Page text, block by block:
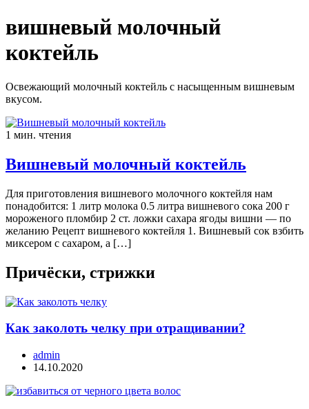
вишневый молочный
коктейль
Освежающий молочный коктейль с насыщенным вишневым
вкусом.
1 мин. чтения
Вишневый молочный коктейль
Для приготовления вишневого молочного коктейля нам
понадобится: 1 литр молока 0.5 литра вишневого сока 200 г
мороженого пломбир 2 ст. ложки сахара ягоды вишни — по
желанию Рецепт вишневого коктейля 1. Вишневый сок взбить
миксером с сахаром, а […]
Причёски, стрижки
Как заколоть челку при отращивании?
admin
14.10.2020